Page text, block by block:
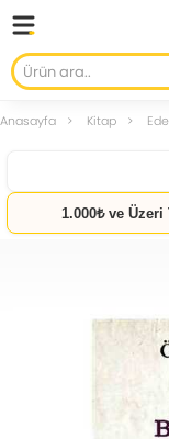
Anasayfa Kitap
1.000₺ ve